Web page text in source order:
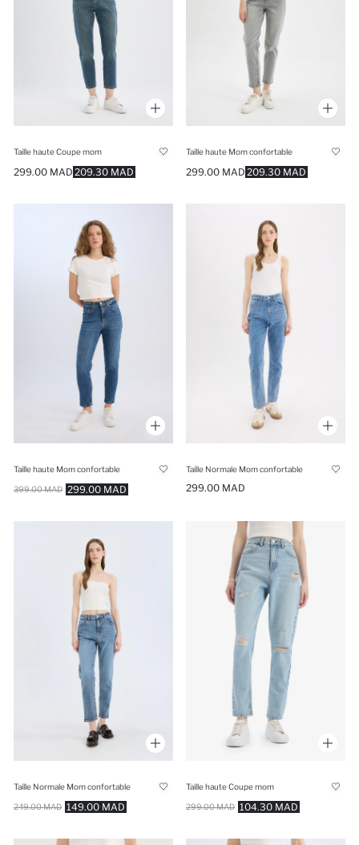
Taille haute Coupe mom
209.30 MAD
299.00 MAD
Taille haute Mom confortable
209.30 MAD
299.00 MAD
Taille haute Mom confortable
299.00 MAD
399.00 MAD
Taille Normale Mom confortable
299.00 MAD
Taille Normale Mom confortable
149.00 MAD
249.00 MAD
Taille haute Coupe mom
104.30 MAD
299.00 MAD